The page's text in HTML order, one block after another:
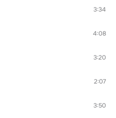
3:34
4:08
3:20
2:07
3:50